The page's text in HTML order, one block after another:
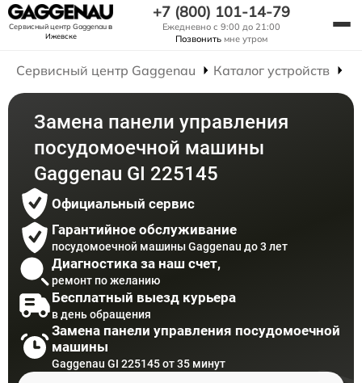
Сервисный центр Gaggenauв
Ижевске
+7 (800) 101-14-79
Ежедневно с 9:00 до 21:00
Позвонить мне утром
Сервисный центр Gaggenau Каталог устройств
Замена панели управления
посудомоечной машины
Gaggenau GI 225145
Официальный сервис
Гарантийное обслуживание
посудомоечной машины Gaggenau до 3 лет
Диагностика за наш счет,
ремонт по желанию
Бесплатный выезд курьера
в день обращения
Замена панели управления посудомоечной
машины
Gaggenau GI 225145 от 35 минут